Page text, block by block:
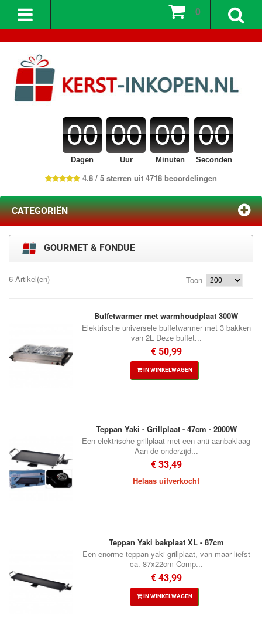
00
Dagen
00
Uur
00
Minuten
00
Seconden
4.8 / 5 sterren uit 4718 beoordelingen
0
CATEGORIËN
GOURMET & FONDUE
6 Artikel(en) Toon
Buffetwarmer met warmhoudplaat 300W
Elektrische universele buffetwarmer met 3 bakken
van 2L Deze buffet...
€ 50,99
IN WINKELWAGEN
Teppan Yaki - Grillplaat - 47cm - 2000W
Een elektrische grillplaat met een anti-aanbaklaag
Aan de onderzijd...
€ 33,49
Helaas uitverkocht
Teppan Yaki bakplaat XL - 87cm
Een enorme teppan yaki grillplaat, van maar liefst
ca. 87x22cm Comp...
€ 43,99
IN WINKELWAGEN